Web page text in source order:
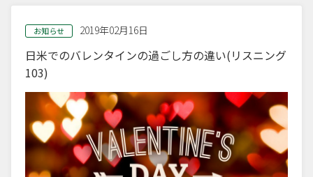
お知らせ 2019年02月16日
日米でのバレンタインの過ごし方の違い(リスニング
103)